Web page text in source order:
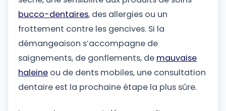
bucco-dentaires, des allergies ou un
frottement contre les gencives. Si la
démangeaison s’accompagne de
saignements, de gonflements, de mauvaise
haleine ou de dents mobiles, une consultation
dentaire est la prochaine étape la plus sûre.